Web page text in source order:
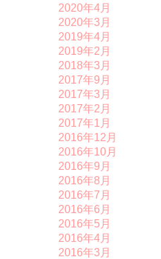
2020年4月
2020年3月
2019年4月
2019年2月
2018年3月
2017年9月
2017年3月
2017年2月
2017年1月
2016年12月
2016年10月
2016年9月
2016年8月
2016年7月
2016年6月
2016年5月
2016年4月
2016年3月